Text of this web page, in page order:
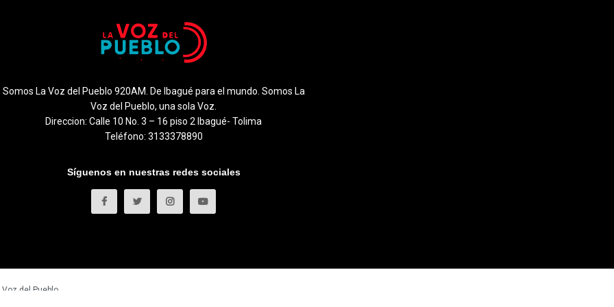
Somos La Voz del Pueblo 920AM. De Ibagué para el mundo. Somos La
Voz del Pueblo, una sola Voz.
Direccion: Calle 10 No. 3 – 16 piso 2 Ibagué- Tolima
Teléfono: 3133378890
Síguenos en nuestras redes sociales
Voz del Pueblo